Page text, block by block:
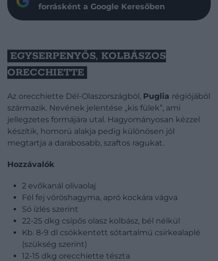
forrásként a Google Keresőben
EGYSERPENYŐS, KOLBÁSZOS
ORECCHIETTE
Az orecchiette Dél-Olaszországból, Puglia régiójából
származik. Nevének jelentése „kis fülek”, ami
jellegzetes formájára utal. Hagyományosan kézzel
készítik, homorú alakja pedig különösen jól
megtartja a darabosabb, szaftos ragukat.
Hozzávalók
2 evőkanál olívaolaj
Fél fej vöröshagyma, apró kockára vágva
Só ízlés szerint
22-25 dkg csípős olasz kolbász, bél nélkül
Kb. 8-9 dl csökkentett sótartalmú csirkealaplé
(szükség szerint)
12-15 dkg orecchiette tészta